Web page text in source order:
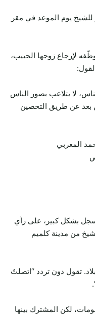
من أداء مبلغ 1486 اورو للشيخ يوم الموعد في مقر
لإرجاع زوجها الحبيب،
لا يتلاعب بصور الناس
بعد عن طريق التحصين
المغربي
بشكل كبير، على رأي
من مدينة كلميم
تقول دون تردد “اتصلتُ
لكن المشترك بينها